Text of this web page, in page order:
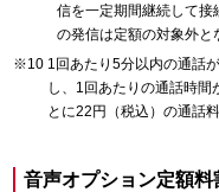
信を一定期間継続して
の発信は定額の対象外と
1回あたり5分以内の通話
し、1回あたりの通話時
とに22円（税込）の通話
音声オプション定額